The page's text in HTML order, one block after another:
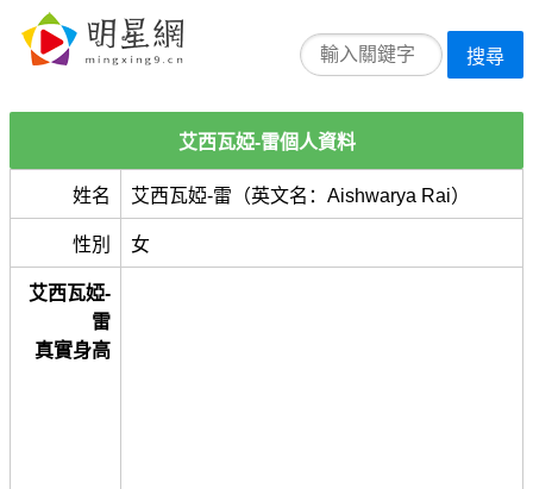
搜尋
艾西瓦婭-雷個人資料
姓名 艾西瓦婭-雷（英文名：Aishwarya Rai）
性別 女
艾西瓦婭-
雷
真實身高